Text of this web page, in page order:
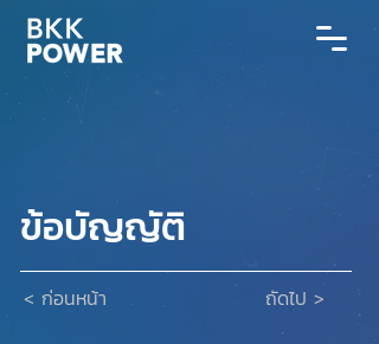
ข้อบัญญัติ
< ก่อนหน้า ถัดไป >